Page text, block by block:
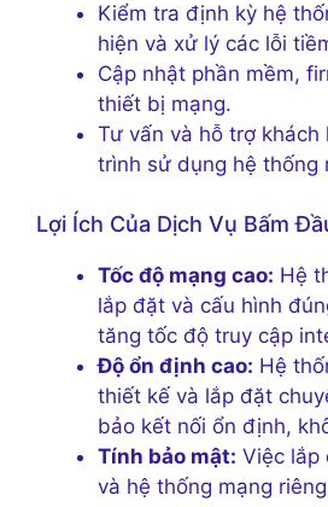
Kiểm tra định kỳ hệ
hiện và xử lý các lỗi
Cập nhật phần mềm,
thiết bị mạng.
Tư vấn và hỗ trợ khách
trình sử dụng hệ thống
Lợi Ích Của Dịch Vụ Bấm
Tốc độ mạng cao: Hệ
lắp đặt và cấu hình
tăng tốc độ truy cập
Độ ổn định cao: Hệ
thiết kế và lắp đặt
bảo kết nối ổn định,
Tính bảo mật: Việc lắp
và hệ thống mạng